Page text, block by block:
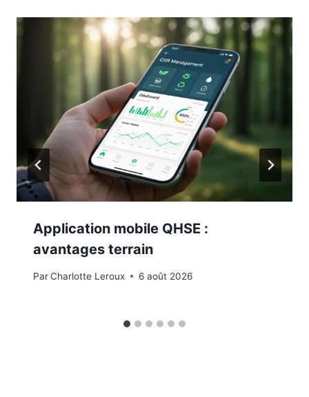
Application mobile QHSE :
avantages terrain
ParCharlotte Leroux 6 août 2026